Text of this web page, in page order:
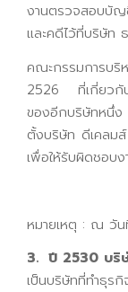
งานตรวจสอบบัญ
และคดีไว้ที่บริษัท
คณะกรรมการบ
2526 ที่เกี่ยวกับ
ของอีกบริษัทหนึ่
ตั้งบริษัท ดีเคลม
เพื่อให้รับผิดชอบ
หมายเหตุ : ณ วั
3. ปี 2530 บริ
เป็นบริษัทที่ทำธุร